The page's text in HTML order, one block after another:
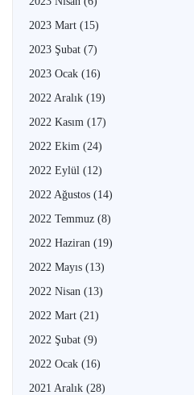
2023 Mart (15)
2023 Şubat (7)
2023 Ocak (16)
2022 Aralık (19)
2022 Kasım (17)
2022 Ekim (24)
2022 Eylül (12)
2022 Ağustos (14)
2022 Temmuz (8)
2022 Haziran (19)
2022 Mayıs (13)
2022 Nisan (13)
2022 Mart (21)
2022 Şubat (9)
2022 Ocak (16)
2021 Aralık (28)